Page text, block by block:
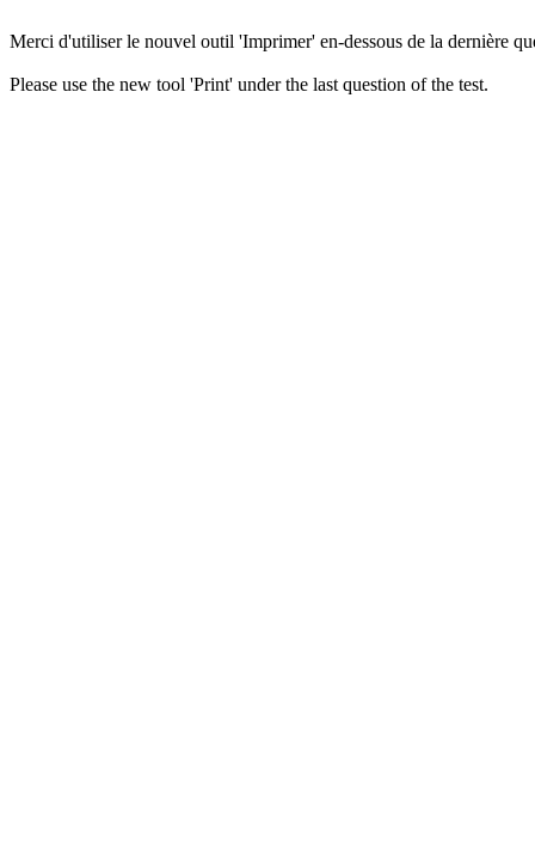
Merci d'utiliser le nouvel outil 'Imprimer' en-dessous de la dernière
Please use the new tool 'Print' under the last question of the test.